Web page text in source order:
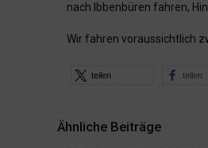
nach Ibbenbüren fahren,
Wir fahren voraussichtlich
teilen teilen
Ähnliche Beiträge